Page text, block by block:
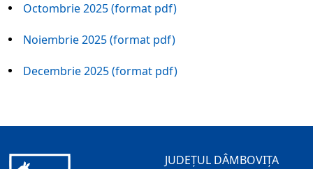
Octombrie 2025 (format pdf)
Noiembrie 2025 (format pdf)
Decembrie 2025 (format pdf)
JUDEȚUL DÂMBOVIȚA